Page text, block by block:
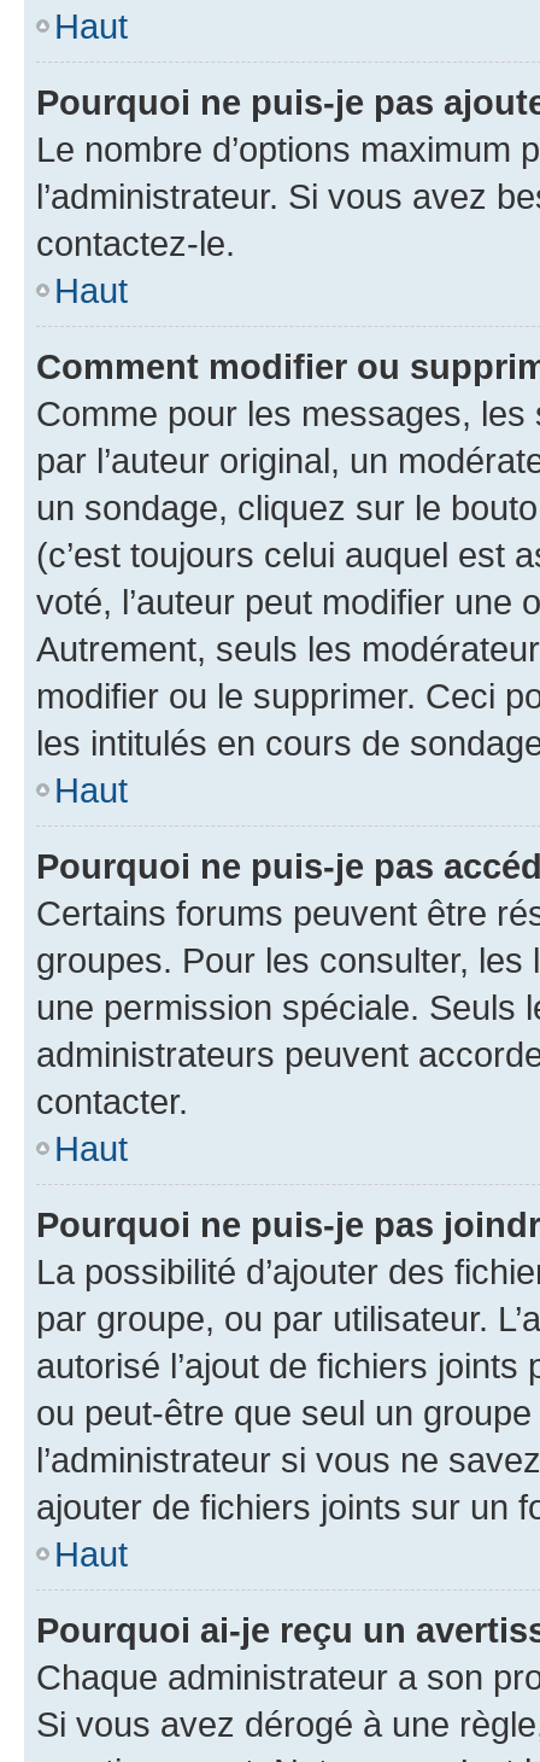
Haut
Pourquoi ne puis-je pas
Le nombre d’options maximum
l’administrateur. Si vous avez
contactez-le.
Haut
Comment modifier ou
Comme pour les messages,
par l’auteur original, un
un sondage, cliquez sur le
(c’est toujours celui auquel est
voté, l’auteur peut modifier une
Autrement, seuls les
modifier ou le supprimer. Ceci
les intitulés en cours de
Haut
Pourquoi ne puis-je pas
Certains forums peuvent être
groupes. Pour les consulter,
une permission spéciale. Seuls
administrateurs peuvent
contacter.
Haut
Pourquoi ne puis-je pas
La possibilité d’ajouter des
par groupe, ou par utilisateur.
autorisé l’ajout de fichiers
ou peut-être que seul un
l’administrateur si vous ne
ajouter de fichiers joints sur un
Haut
Pourquoi ai-je reçu un
Chaque administrateur a son
Si vous avez dérogé à une